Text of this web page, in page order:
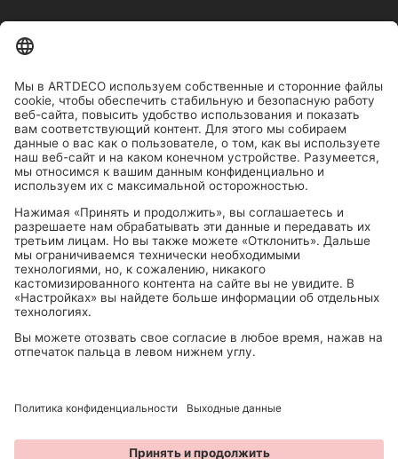
БОЛЕЕ 1000 МАГАЗИНОВ В ГЕРМАНИИ, АВСТРИИ, ШВЕЙЦАРИИ.